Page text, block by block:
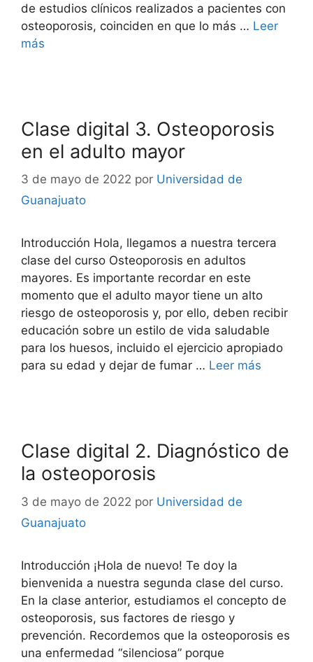
de estudios clínicos realizados a pacientes con
osteoporosis, coinciden en que lo más … Leer
más
Clase digital 3. Osteoporosis
en el adulto mayor
3 de mayo de 2022 por Universidad de
Guanajuato
Introducción Hola, llegamos a nuestra tercera
clase del curso Osteoporosis en adultos
mayores. Es importante recordar en este
momento que el adulto mayor tiene un alto
riesgo de osteoporosis y, por ello, deben recibir
educación sobre un estilo de vida saludable
para los huesos, incluido el ejercicio apropiado
para su edad y dejar de fumar … Leer más
Clase digital 2. Diagnóstico de
la osteoporosis
3 de mayo de 2022 por Universidad de
Guanajuato
Introducción ¡Hola de nuevo! Te doy la
bienvenida a nuestra segunda clase del curso.
En la clase anterior, estudiamos el concepto de
osteoporosis, sus factores de riesgo y
prevención. Recordemos que la osteoporosis es
una enfermedad “silenciosa” porque